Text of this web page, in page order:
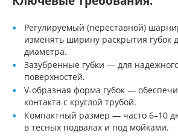
Регулируемый (переставной)
изменять ширину раскрытия губок
диаметра.
Зазубренные губки — для
поверхностей.
V-образная форма губок —
контакта с круглой трубой.
Компактный размер — часто 6–10
в тесных подвалах и под мойками.